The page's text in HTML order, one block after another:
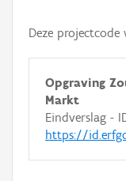
Deze
Opgraving
Markt
Eindverslag -
https://